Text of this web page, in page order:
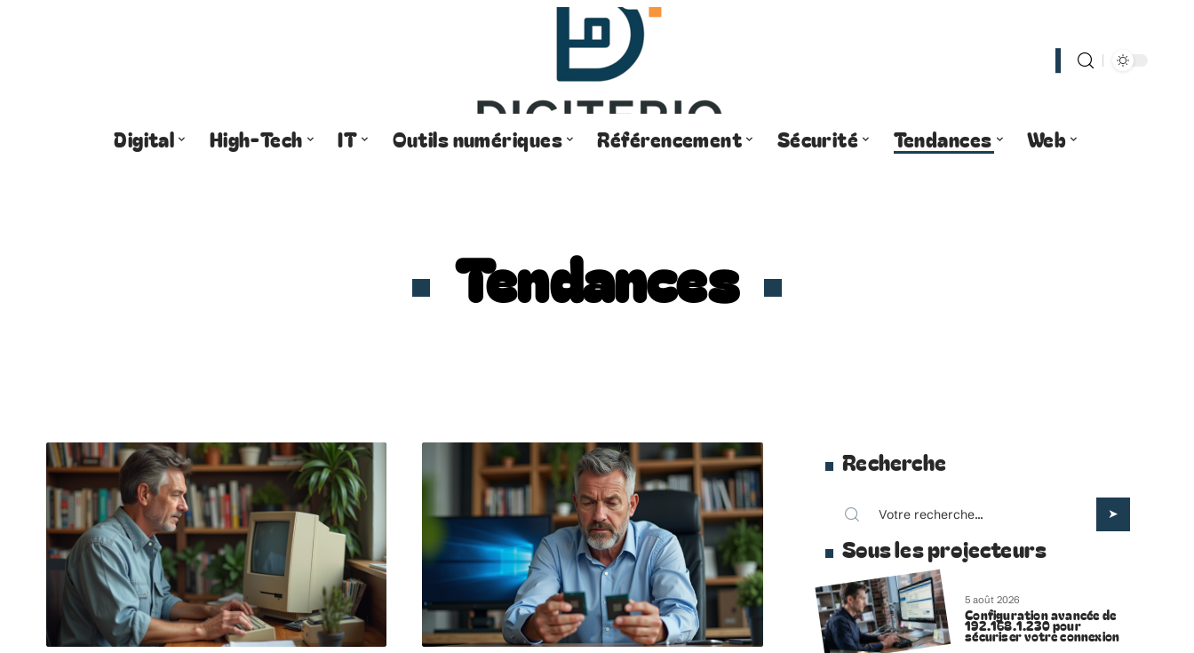
Digital High-Tech IT Outils numériques Référencement Sécurité Tendances Web
Tendances
Recherche
Sous les projecteurs
5 août 2026
Configuration avancée de
192.168.1.230 pour
sécuriser votre connexion